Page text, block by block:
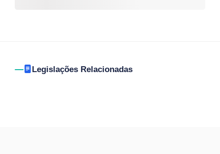
Legislações Relacionadas